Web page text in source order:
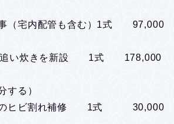
事（宅内配管も含む）1式 97,000
追い炊きを新設 1式 178,000
する）
ルのヒビ割れ補修 1式 30,000